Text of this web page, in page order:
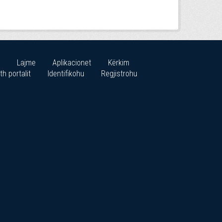
Lajme Aplikacionet
Kërkim
portalit
Identifikohu Regjistrohu